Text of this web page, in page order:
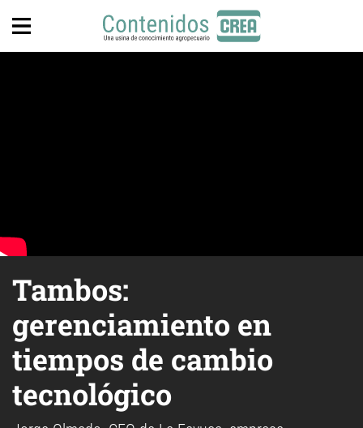
Tambos:
gerenciamiento en
tiempos de cambio
tecnológico